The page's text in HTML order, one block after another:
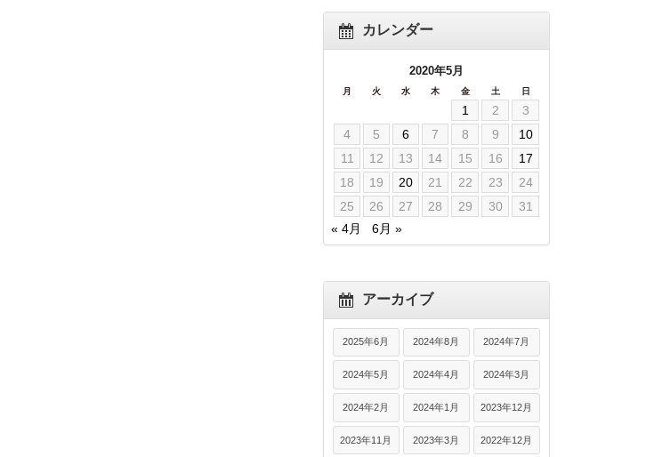
カレンダー
2020年5月
月 火 水 木 金 土 日
1 2
3
4
5 6 7 8 9
10
11
12 13 14 15 16
17
18
19 20 21 22 23
24
25
26 27 28 29 30
31
« 4月
6月 »
アーカイブ
2025年6月 2024年8月 2024年7月
2024年5月 2024年4月 2024年3月
2024年2月 2024年1月 2023年12月
2023年11月 2023年3月 2022年12月